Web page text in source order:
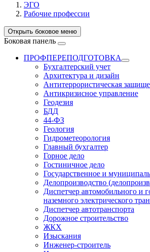
ЭГО
Рабочие профессии
Открыть боковое меню
Боковая панель
ПРОФПЕРЕПОДГОТОВКА
Бухгалтерский учет
Архитектура и дизайн
Антитеррористическая
Антикризисное управление
Геодезия
БДД
44-ФЗ
Геология
Гидрометеорология
Главный бухгалтер
Горное дело
Гостиничное дело
Государственное и
Делопроизводство
Диспетчер автомобильного и
наземного электрического
Диспетчер автотранспорта
Дорожное строительство
ЖКХ
Изыскания
Инженер-строитель